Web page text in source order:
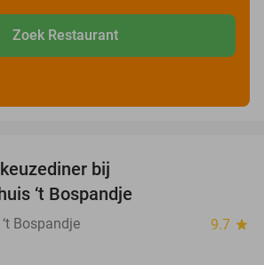
Zoek Restaurant
bij
‘t Bospandje
Bospandje 9.7 star